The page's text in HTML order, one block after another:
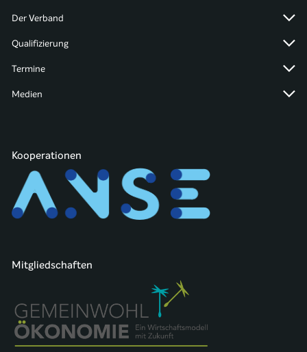
Der Verband
Qualifizierung
Termine
Medien
Kooperationen
Mitgliedschaften